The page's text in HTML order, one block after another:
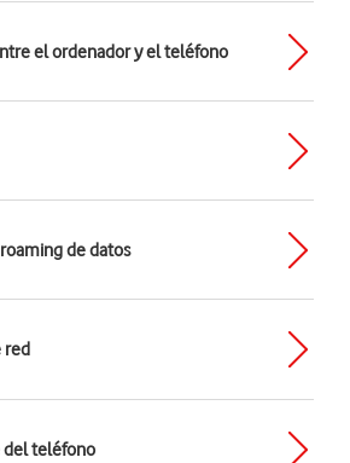
el ordenador y el teléfono
de datos
red
del teléfono